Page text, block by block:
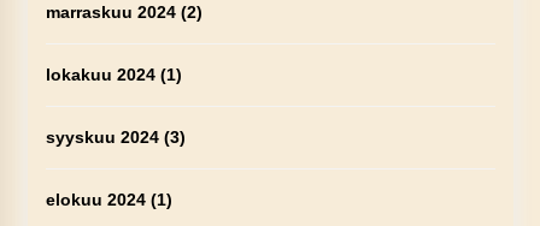
marraskuu 2024(2)
lokakuu 2024(1)
syyskuu 2024(3)
elokuu 2024(1)